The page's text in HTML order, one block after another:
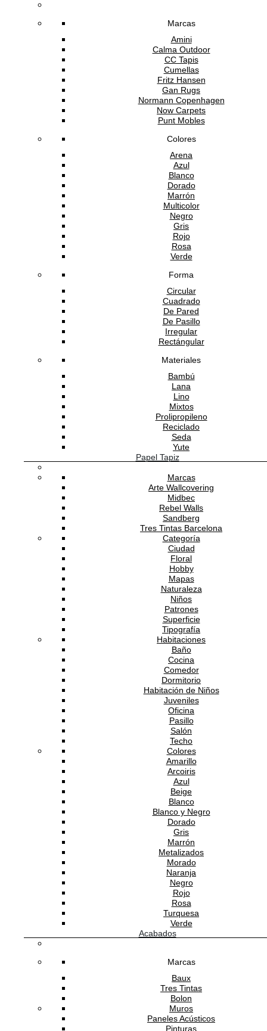
Marcas
Amini
Calma Outdoor
CC Tapis
Cumellas
Fritz Hansen
Gan Rugs
Normann Copenhagen
Now Carpets
Punt Mobles
Colores
Arena
Azul
Blanco
Dorado
Marrón
Multicolor
Negro
Gris
Rojo
Rosa
Verde
Forma
Circular
Cuadrado
De Pared
De Pasillo
Irregular
Rectángular
Materiales
Bambú
Lana
Lino
Mixtos
Prolipropileno
Reciclado
Seda
Yute
Papel Tapiz
Marcas
Arte Wallcovering
Midbec
Rebel Walls
Sandberg
Tres Tintas Barcelona
Categoría
Ciudad
Floral
Hobby
Mapas
Naturaleza
Niños
Patrones
Superficie
Tipografía
Habitaciones
Baño
Cocina
Comedor
Dormitorio
Habitación de Niños
Juveniles
Oficina
Pasillo
Salón
Techo
Colores
Amarillo
Arcoiris
Azul
Beige
Blanco
Blanco y Negro
Dorado
Gris
Marrón
Metalizados
Morado
Naranja
Negro
Rojo
Rosa
Turquesa
Verde
Acabados
Marcas
Baux
Tres Tintas
Bolon
Muros
Paneles Acústicos
Pinturas